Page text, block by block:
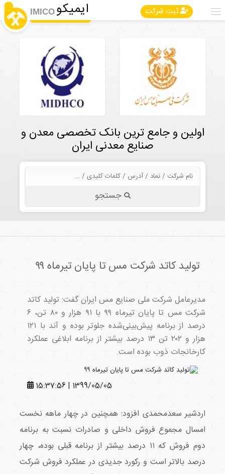
ثبت شرکت ایمیکو IMICO
اولین و جامع ترین بانک تخصصی معدن و
صنایع معدنی ایران
جستجو
تولید کاتد شرکت مس تا پایان تیرماه ۹۹
مدیرعامل شرکت ملی صنایع مس ایران گفت: تولید کاتد
شرکت مس تا پایان تیرماه ۹۹ با ۹۱ هزار و ۸۰ تن، ۶
درصد از برنامه پیش‌بینی‌شده جلوتر بوده و آند با ۱۲۱
هزار و ۲۰۲ تن ۱۳ درصد بیشتر از برنامه ابلاغی عملکرد
کارخانجات ذوب بوده است.
1399/05/05 | 15:37:56
اردشیر سعدمحمدی افزود: همچنین در چهار ماهه نخست
امسال مجموع فروش داخلی و صادرات نسبت به برنامه
دوم فروش که ۱۱ درصد بیشتر از برنامه قبلی بوده، چهار
درصد بالاتر است و رکورد جدیدی در عملکرد فروش شرکت